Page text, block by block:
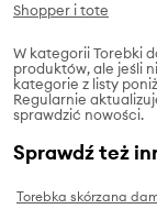
Shopper i tote
W kategorii Torebki
produktów, ale jeśli
kategorie z listy
Regularnie
sprawdzić nowości.
Sprawdź też
Torebka skórzana